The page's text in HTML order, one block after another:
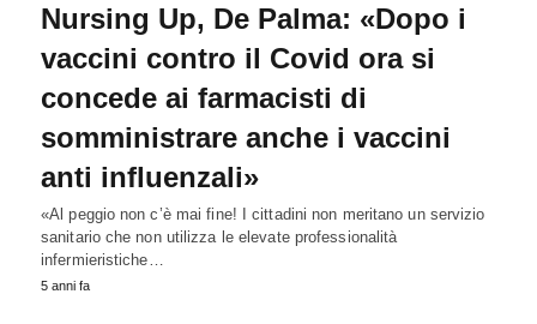
Nursing Up, De Palma: «Dopo i
vaccini contro il Covid ora si
concede ai farmacisti di
somministrare anche i vaccini
anti influenzali»
«Al peggio non c’è mai fine! I cittadini non meritano un servizio
sanitario che non utilizza le elevate professionalità
infermieristiche…
5 anni fa